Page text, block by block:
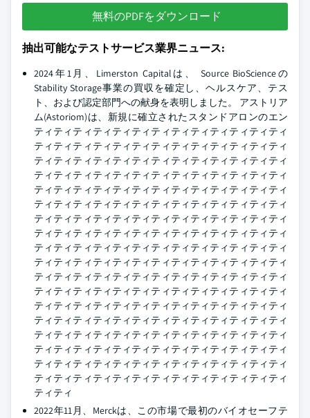
無料のPDFをダウンロード
抽出可能なテストサービス業界ニュース:
2024年1月、Limerston Capitalは、 Source BioScienceの
Stability Storage事業の買収を確定し、ヘルスケア、テス
ト、および認定部門への献身を表明しました。 アストリア
ム(Astoriom)は、新規に確立されたスタンドアロンのエン
ティティティティティティティティティティティティティ
ティティティティティティティティティティティティティ
ティティティティティティティティティティティティティ
ティティティティティティティティティティティティティ
ティティティティティティティティティティティティティ
ティティティティティティティティティティティティティ
ティティティティティティティティティティティティティ
ティティティティティティティティティティティティティ
ティティティティティティティティティティティティティ
ティティティティティティティティティティティティティ
ティティティティティティティティティティティティティ
ティティティティティティティティティティティティティ
ティティティティティティティティティティティティティ
ティティティティティティティティティティティティティ
ティティティティティティティティティティティティティ
ティティティティティティティティティティティティティ
ティティティティティティティティティティティティティ
ティティティティティティティティティティティティティ
ティティ
2022年11月、Merckは、この市場で最初のバイオセーフテ